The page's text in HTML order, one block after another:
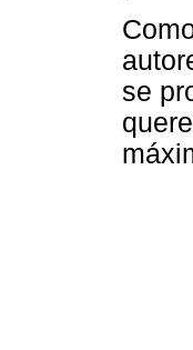
se